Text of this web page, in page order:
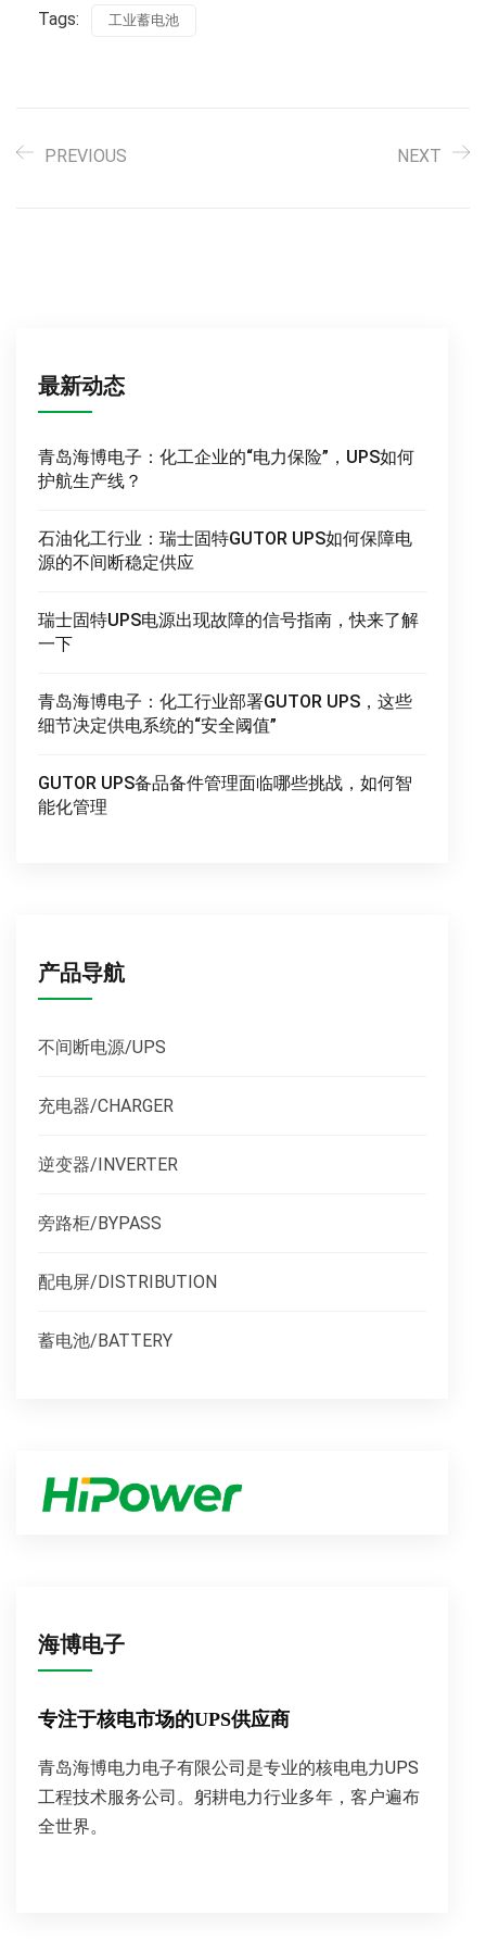
Tags: 工业蓄电池
PREVIOUS NEXT
最新动态
青岛海博电子：化工企业的“电力保险”，UPS如何
护航生产线？
石油化工行业：瑞士固特GUTOR UPS如何保障电
源的不间断稳定供应
瑞士固特UPS电源出现故障的信号指南，快来了解
一下
青岛海博电子：化工行业部署GUTOR UPS，这些
细节决定供电系统的“安全阈值”
GUTOR UPS备品备件管理面临哪些挑战，如何智
能化管理
产品导航
不间断电源/UPS
充电器/CHARGER
逆变器/INVERTER
旁路柜/BYPASS
配电屏/DISTRIBUTION
蓄电池/BATTERY
海博电子
专注于核电市场的UPS供应商
青岛海博电力电子有限公司是专业的核电电力UPS
工程技术服务公司。躬耕电力行业多年，客户遍布
全世界。